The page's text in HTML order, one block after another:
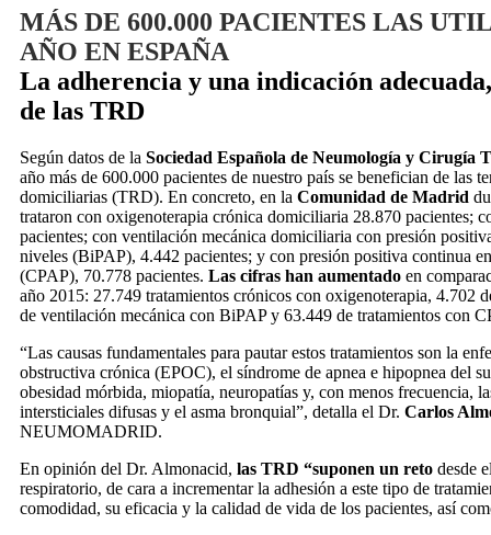
MÁS DE 600.000 PACIENTES LAS
AÑO EN ESPAÑA
La adherencia y una indicación
de las TRD
Según datos de la Sociedad Española de Neumología y Cirugía
año más de 600.000 pacientes de nuestro país se benefician de las
domiciliarias (TRD). En concreto, en la Comunidad de Madrid
trataron con oxigenoterapia crónica domiciliaria 28.870 pacientes;
pacientes; con ventilación mecánica domiciliaria con presión
niveles (BiPAP), 4.442 pacientes; y con presión positiva continua
(CPAP), 70.778 pacientes. Las cifras han aumentado en
año 2015: 27.749 tratamientos crónicos con oxigenoterapia, 4.702
de ventilación mecánica con BiPAP y 63.449 de tratamientos con
“Las causas fundamentales para pautar estos tratamientos son la
obstructiva crónica (EPOC), el síndrome de apnea e hipopnea del
obesidad mórbida, miopatía, neuropatías y, con menos frecuencia,
intersticiales difusas y el asma bronquial”, detalla el Dr. Carlos
NEUMOMADRID.
En opinión del Dr. Almonacid, las TRD “suponen un reto desde
respiratorio, de cara a incrementar la adhesión a este tipo de
comodidad, su eficacia y la calidad de vida de los pacientes, así